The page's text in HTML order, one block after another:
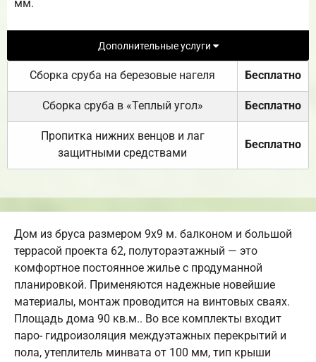
мм.
Дополнительные услуги
Сборка сруба на березовые нагеля Бесплатно
Сборка сруба в «Теплый угол» Бесплатно
Пропитка нижних венцов и лаг
защитными средствами
Бесплатно
Дом из бруса размером 9х9 м. балконом и большой
террасой проекта 62, полутораэтажный — это
комфортное постоянное жилье с продуманной
планировкой. Применяются надежные новейшие
материалы, монтаж проводится на винтовых сваях.
Площадь дома 90 кв.м.. Во все комплекты входит
паро- гидроизоляция междуэтажных перекрытий и
пола, утеплитель минвата от 100 мм, тип крыши